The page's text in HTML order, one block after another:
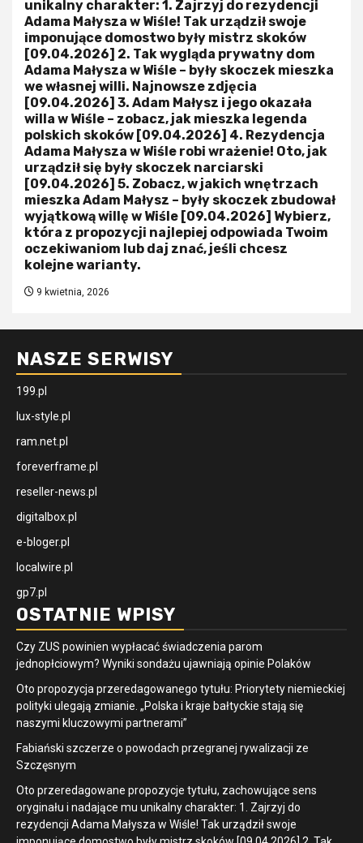
unikalny charakter: 1. Zajrzyj do rezydencji
Adama Małysza w Wiśle! Tak urządził swoje
imponujące domostwo były mistrz skoków
[09.04.2026] 2. Tak wygląda prywatny dom
Adama Małysza w Wiśle – były skoczek mieszka
we własnej willi. Najnowsze zdjęcia
[09.04.2026] 3. Adam Małysz i jego okazała
willa w Wiśle – zobacz, jak mieszka legenda
polskich skoków [09.04.2026] 4. Rezydencja
Adama Małysza w Wiśle robi wrażenie! Oto, jak
urządził się były skoczek narciarski
[09.04.2026] 5. Zobacz, w jakich wnętrzach
mieszka Adam Małysz – były skoczek zbudował
wyjątkową willę w Wiśle [09.04.2026] Wybierz,
która z propozycji najlepiej odpowiada Twoim
oczekiwaniom lub daj znać, jeśli chcesz
kolejne warianty.
9 kwietnia, 2026
NASZE SERWISY
199.pl
lux-style.pl
ram.net.pl
foreverframe.pl
reseller-news.pl
digitalbox.pl
e-bloger.pl
localwire.pl
gp7.pl
OSTATNIE WPISY
Czy ZUS powinien wypłacać świadczenia parom
jednopłciowym? Wyniki sondażu ujawniają opinie Polaków
Oto propozycja przeredagowanego tytułu: Priorytety niemieckiej
polityki ulegają zmianie. „Polska i kraje bałtyckie stają się
naszymi kluczowymi partnerami”
Fabiański szczerze o powodach przegranej rywalizacji ze
Szczęsnym
Oto przeredagowane propozycje tytułu, zachowujące sens
oryginału i nadające mu unikalny charakter: 1. Zajrzyj do
rezydencji Adama Małysza w Wiśle! Tak urządził swoje